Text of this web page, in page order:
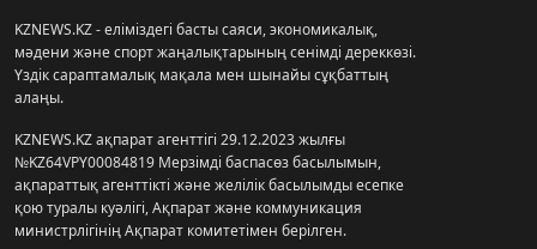
KZNEWS.KZ - еліміздегі басты саяси, экономикалық,
мәдени және спорт жаңалықтарының сенімді дереккөзі.
Үздік сараптамалық мақала мен шынайы сұқбаттың
алаңы.
KZNEWS.KZ ақпарат агенттігі 29.12.2023 жылғы
№KZ64VPY00084819 Мерзімді баспасөз басылымын,
ақпараттық агенттікті және желілік басылымды есепке
қою туралы куәлігі, Ақпарат және коммуникация
министрлігінің Ақпарат комитетімен берілген.